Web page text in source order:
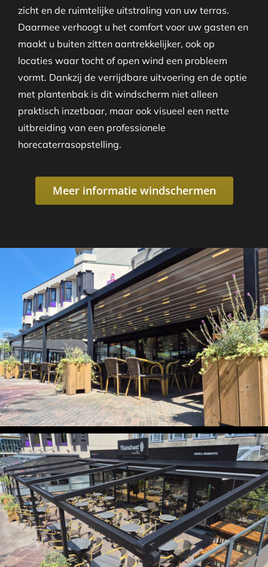
zicht en de ruimtelijke uitstraling van uw terras.
Daarmee verhoogt u het comfort voor uw gasten en
maakt u buiten zitten aantrekkelijker, ook op
locaties waar tocht of open wind een probleem
vormt. Dankzij de verrijdbare uitvoering en de optie
met plantenbak is dit windscherm niet alleen
praktisch inzetbaar, maar ook visueel een nette
uitbreiding van een professionele
horecaterrasopstelling.
Meer informatie windschermen